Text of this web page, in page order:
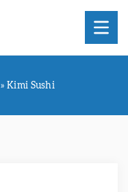
»Kimi Sushi